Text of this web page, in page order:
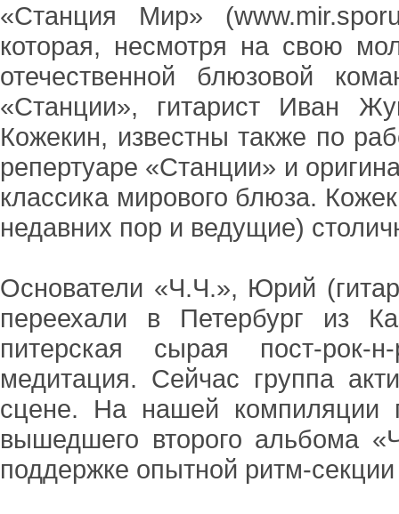
«Станция Мир»
которая, несмотря на свою
отечественной блюзовой
«Станции», гитарист Иван
Кожекин, известны также по
репертуаре «Станции» и
классика мирового блюза.
недавних пор и ведущие)
Основатели «Ч.Ч.», Юрий
переехали в Петербург из
питерская сырая пост-рок-
медитация. Сейчас группа
сцене. На нашей компиляции
вышедшего второго альбома
поддержке опытной ритм-